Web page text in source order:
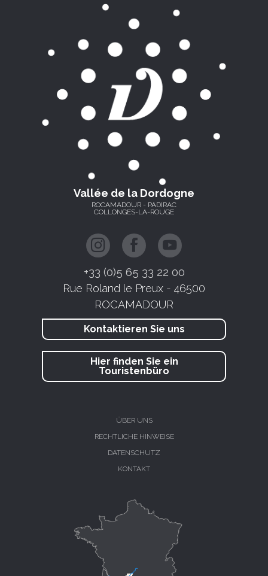
Vallée de la Dordogne
ROCAMADOUR - PADIRAC
COLLONGES-LA-ROUGE
+33 (0)5 65 33 22 00
Rue Roland le Preux - 46500
ROCAMADOUR
Kontaktieren Sie uns
Hier finden Sie ein
Touristenbüro
ÜBER UNS
RECHTLICHE HINWEISE
DATENSCHUTZ
KONTAKT